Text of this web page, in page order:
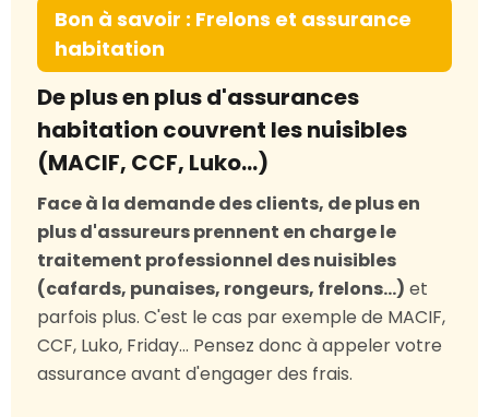
Bon à savoir : Frelons et assurance
habitation
De plus en plus d'assurances
habitation couvrent les nuisibles
(MACIF, CCF, Luko…)
Face à la demande des clients, de plus en
plus d'assureurs prennent en charge le
traitement professionnel des nuisibles
(cafards, punaises, rongeurs, frelons...) et
parfois plus. C'est le cas par exemple de MACIF,
CCF, Luko, Friday... Pensez donc à appeler votre
assurance avant d'engager des frais.